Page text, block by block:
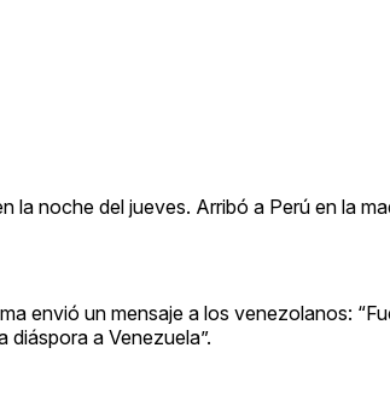
la noche del jueves. Arribó a Perú en la
envió un mensaje a los venezolanos:
diáspora a Venezuela”.